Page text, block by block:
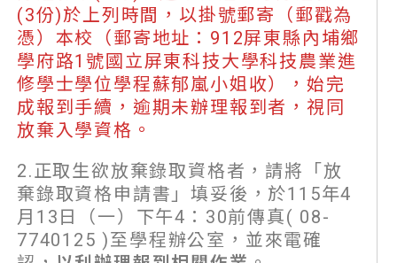
(3份)於上列時間，以掛號郵寄（郵戳為
憑）本校（郵寄地址：912屏東縣內埔鄉
學府路1號國立屏東科技大學科技農業進
修學士學位學程蘇郁嵐小姐收），始完
成報到手續，逾期未辦理報到者，視同
放棄入學資格。
2.正取生欲放棄錄取資格者，請將「放
棄錄取資格申請書」填妥後，於115年4
月13日（一）下午4：30前傳真( 08-
7740125 )至學程辦公室，並來電確